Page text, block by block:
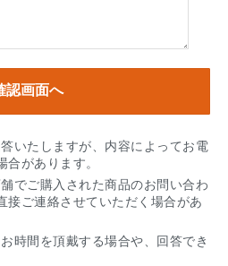
いたしますが、内容によってお電
があります。
でご購入された商品のお問い合わ
接ご連絡させていただく場合があ
時間を頂戴する場合や、回答でき